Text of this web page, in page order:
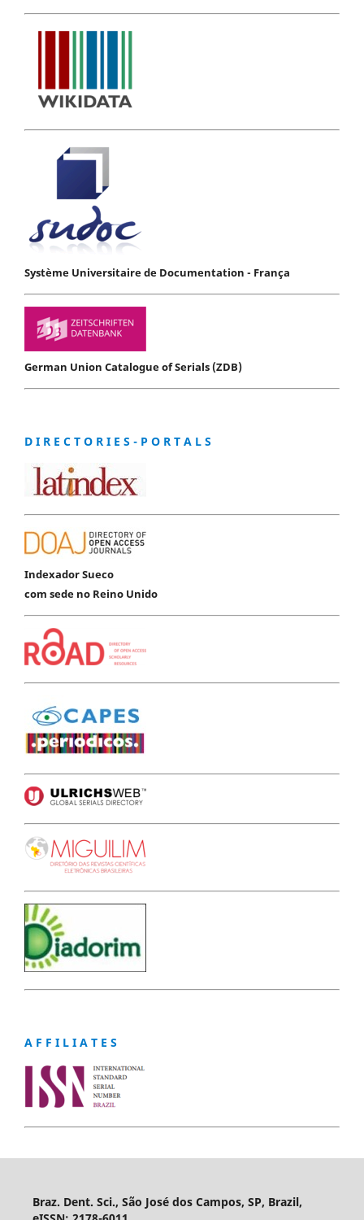
Système Universitaire de Documentation - França
German Union Catalogue of Serials (ZDB)
D I R E C T O R I E S - P O R T A L S
Indexador Sueco
com sede no Reino Unido
A F F I L I A T E S
Braz. Dent. Sci., São José dos Campos, SP, Brazil,